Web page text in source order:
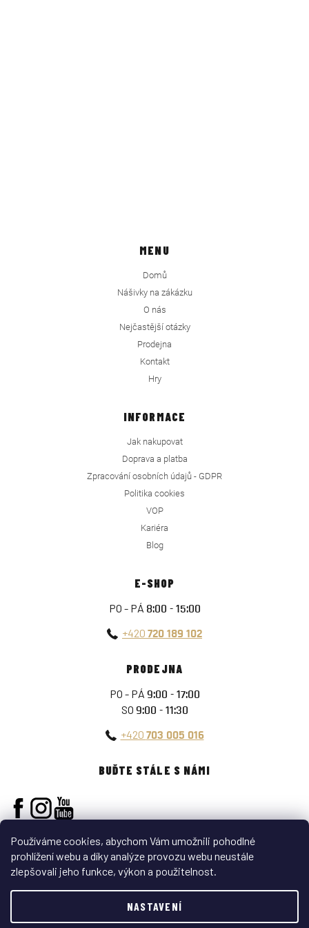
Používáme cookies, abychom Vám umožnili pohodlné
prohlížení webu a díky analýze provozu webu neustále
zlepšovali jeho funkce, výkon a použitelnost.
NASTAVENÍ
MENU
Domů
Nášivky na zákázku
O nás
Nejčastější otázky
Prodejna
Kontakt
Hry
INFORMACE
Jak nakupovat
Doprava a platba
Zpracování osobních údajů - GDPR
Politika cookies
VOP
Kariéra
Blog
E-SHOP
PO - PÁ 8:00 - 15:00
+420 720 189 102
PRODEJNA
PO - PÁ 9:00 - 17:00
SO 9:00 - 11:30
+420 703 005 016
BUĎTE STÁLE S NÁMI